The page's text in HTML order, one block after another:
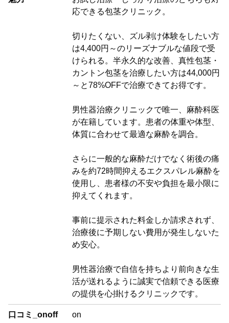
応できる包茎クリニック。
切りたくない、ズル剥け体験をしたい方
は4,400円～のリーズナブルな値段で受
けられる。半永久的な改善、真性包茎・
カントン包茎を治療したい方は44,000円
～と78%OFFで治療できてお得です。
男性器治療クリニックで唯一、麻酔科医
が在籍しています。患者の体重や体型、
体質に合わせて最適な麻酔を調合。
さらに一般的な麻酔だけでなく術後の痛
みを約72時間抑えるエクスパレル麻酔を
使用し、患者様の不安や負担を最小限に
抑えてくれます。
事前に提示された料金しか請求されず、
治療後に予期しない費用が発生しないた
め安心。
男性器治療で自信を持ちより前向きな生
活が送れるように誠実で信頼できる医療
の提供を心掛けるクリニックです。
口コミ_onoff on